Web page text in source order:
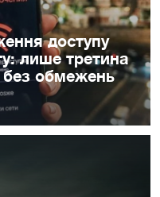
доступу
лише третина
без обмежень